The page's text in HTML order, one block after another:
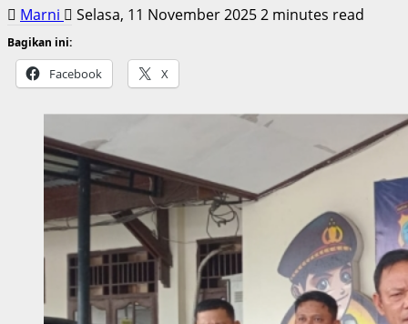
Marni Selasa, 11 November 20252 minutes read
Bagikan ini:
Facebook X